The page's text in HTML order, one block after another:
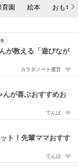
育園 絵本 おもち
が教える「遊びなが
カラダノート運営
んが喜ぶおすすめお
てんぱ
ト！先輩ママおすす
てんぱ